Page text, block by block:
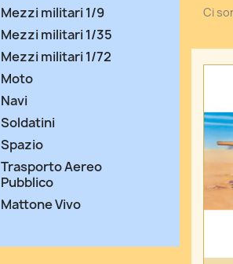
Mezzi militari 1/9
Mezzi militari 1/35
Mezzi militari 1/72
Moto
Navi
Soldatini
Spazio
Trasporto Aereo
Pubblico
Mattone Vivo
Ci